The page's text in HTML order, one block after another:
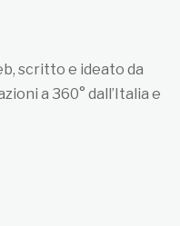
scritto e ideato da
a 360° dall’Italia e